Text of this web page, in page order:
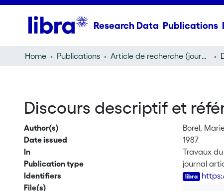
Research Data Publications
Home Publications Article de recherche (journal article)
Discours descriptif et
Author(s)
Borel,
Date issued
1987
In
Travaux
Publication type
journal
Identifiers
File(s)